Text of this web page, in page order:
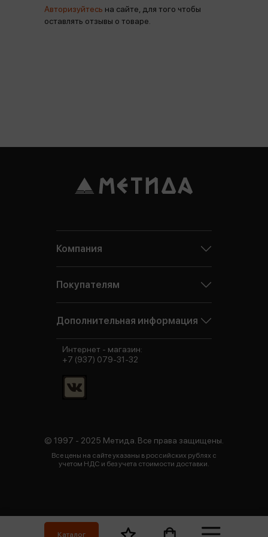
Каталог
Авторизуйтесь на сайте, для того чтобы
оставлять отзывы о товаре.
Компания
Покупателям
Дополнительная информация
© 1997 - 2025 Метида. Все права защищены.
Все цены на сайте указаны в российских рублях с
учетом НДС и без учета стоимости доставки.
Интернет - магазин:
+7 (937) 079-31-32